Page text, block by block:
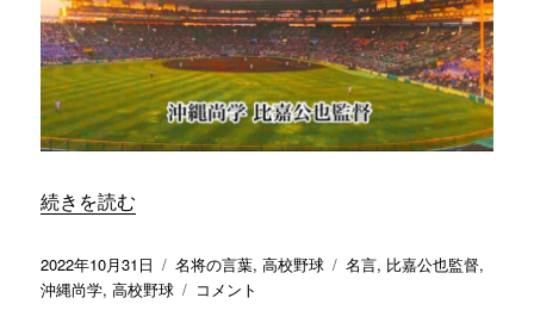
“「きっかけを与えるために、指導者がいる」／ 沖縄尚
続きを読む
投
稿
2022年10月31日
カ
テ
名将の言葉,高校野球
タ
名言, 比嘉公也監督,
沖縄尚学,高校野球
「き
コメント